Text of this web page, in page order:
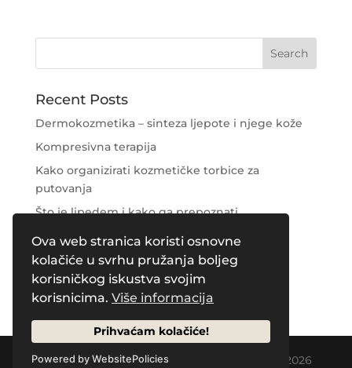
Ova web stranica koristi osnovne
kolačiće u svrhu pružanja boljeg
korisničkog iskustva svojim
korisnicima. Više informacija
Prihvaćam kolačiće!
Powered by WebsitePolicies
Recent Posts
Dermokozmetika – sinteza ljepote i njege kože
Kompresivna terapija
Kako organizirati kozmetičke torbice za
putovanja
Što je lipedem i kako ga prepoznati
Njega područja oko očiju
Recent Comments
Designed byCreative Pleasure Agency | © 2026